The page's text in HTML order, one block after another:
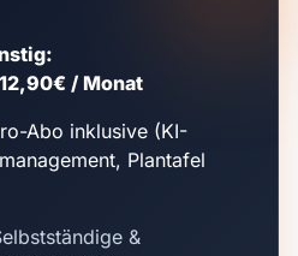
/ Monat
Abo inklusive (KI-
Plantafel
&